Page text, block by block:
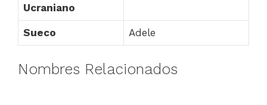
Ucraniano
Sueco Adele
Nombres Relacionados